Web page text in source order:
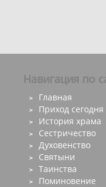
Навигация по
Главная
Приход сегодня
История храма
Сестричество
Духовенство
Святыни
Таинства
Поминовение